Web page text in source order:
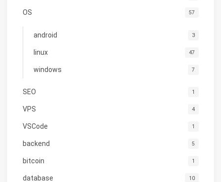
OS 57
android 3
linux 47
windows 7
SEO 1
VPS 4
VSCode 1
backend 5
bitcoin 1
database 10